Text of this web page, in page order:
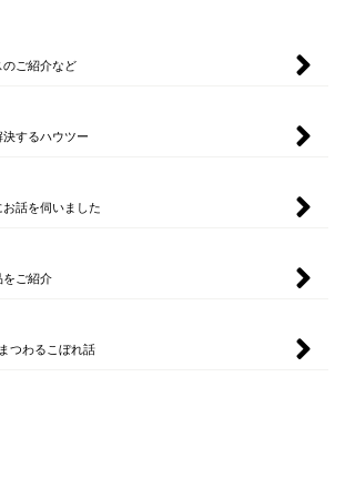
ご紹介など
するハウツー
お話を伺いました
をご紹介
つわるこぼれ話